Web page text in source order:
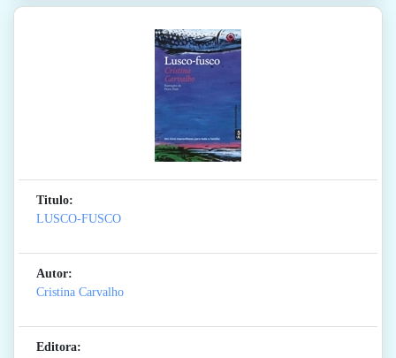
Titulo:
LUSCO-FUSCO
Autor:
Cristina Carvalho
Editora: